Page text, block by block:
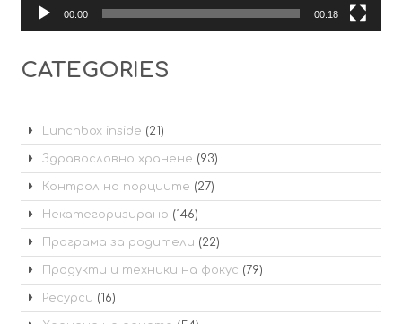
00:00 00:18
CATEGORIES
Lunchbox inside (21)
Здравословно хранене (93)
Контрол на порциите (27)
Некатегоризирано (146)
Програма за родители (22)
Продукти и техники на фокус (79)
Ресурси (16)